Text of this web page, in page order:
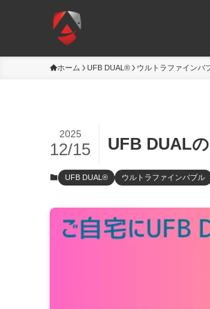
ホーム UFB DUAL® ウルトラファインバ
UFB DUAL
2025
12/15
UFB DUAL® ウルトラファインバブル